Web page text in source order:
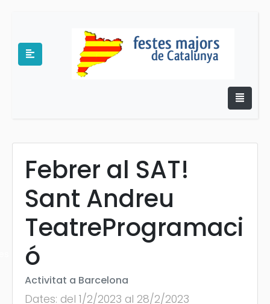
Febrer al SAT!
Sant Andreu
TeatreProgramaci
ó
Activitat a Barcelona
Dates: del 1/2/2023 al 28/2/2023